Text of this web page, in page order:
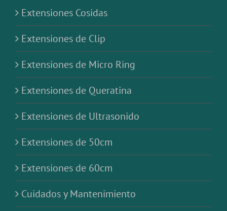
Extensiones Cosidas
Extensiones de Clip
Extensiones de Micro Ring
Extensiones de Queratina
Extensiones de Ultrasonido
Extensiones de 50cm
Extensiones de 60cm
Cuidados y Mantenimiento